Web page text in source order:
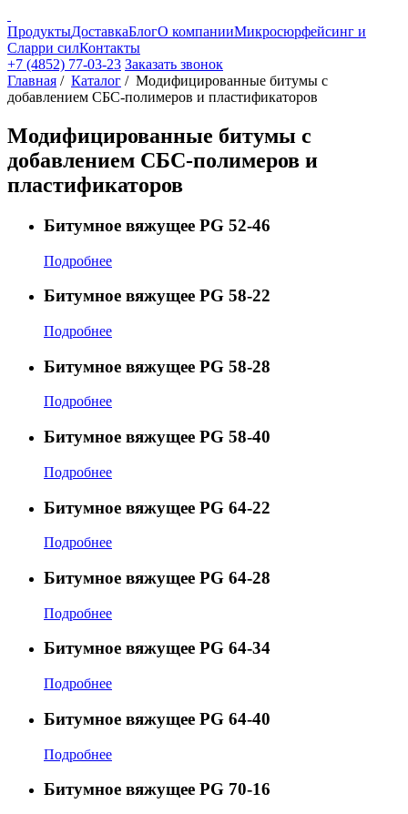
ПродуктыДоставкаБлогО компанииМикросюрфейсинг и
Сларри силКонтакты
+7 (4852) 77-03-23 Заказать звонок
Главная / Каталог / Модифицированные битумы с
добавлением СБС-полимеров и пластификаторов
Модифицированные битумы с
добавлением СБС-полимеров и
пластификаторов
Битумное вяжущее PG 52-46
Подробнее
Битумное вяжущее PG 58-22
Подробнее
Битумное вяжущее PG 58-28
Подробнее
Битумное вяжущее PG 58-40
Подробнее
Битумное вяжущее PG 64-22
Подробнее
Битумное вяжущее PG 64-28
Подробнее
Битумное вяжущее PG 64-34
Подробнее
Битумное вяжущее PG 64-40
Подробнее
Битумное вяжущее PG 70-16